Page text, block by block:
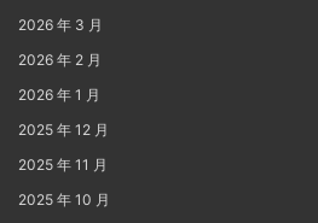
2026 年 3 月
2026 年 2 月
2026 年 1 月
2025 年 12 月
2025 年 11 月
2025 年 10 月